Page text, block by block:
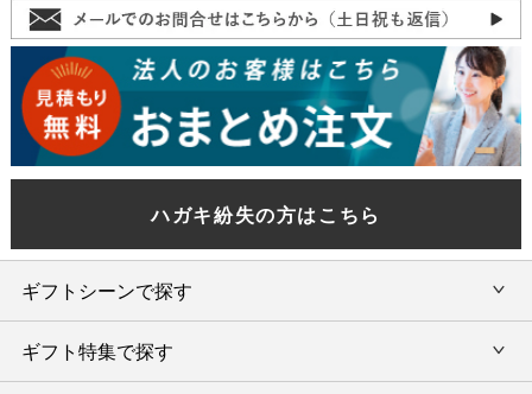
ハガキ紛失の方はこちら
ギフトシーンで探す
内祝い・お返し
ギフト特集で探す